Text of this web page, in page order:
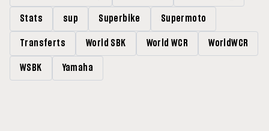
Stats sup Superbike Supermoto
Transferts World SBK World WCR WorldWCR
WSBK Yamaha